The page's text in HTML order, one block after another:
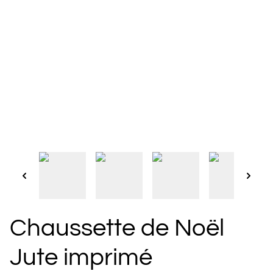
Chaussette de Noël
Jute imprimé